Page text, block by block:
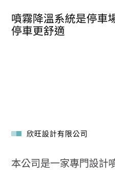
噴霧降溫系統是停車
停車更舒適
欣旺設計有限公司
本公司是一家專門設計